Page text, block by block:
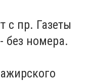
с пр. Газеты
без номера.